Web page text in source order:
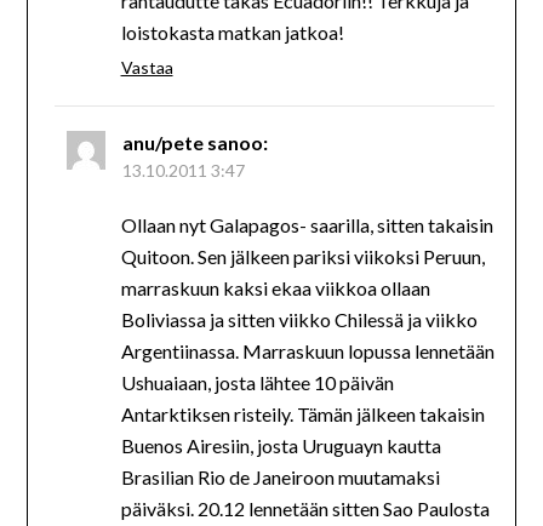
loistokasta matkan jatkoa!
Vastaa
anu/pete sanoo:
13.10.2011 3:47
Ollaan nyt Galapagos- saarilla, sitten takaisin
Quitoon. Sen jälkeen pariksi viikoksi Peruun,
marraskuun kaksi ekaa viikkoa ollaan
Boliviassa ja sitten viikko Chilessä ja viikko
Argentiinassa. Marraskuun lopussa lennetään
Ushuaiaan, josta lähtee 10 päivän
Antarktiksen risteily. Tämän jälkeen takaisin
Buenos Airesiin, josta Uruguayn kautta
Brasilian Rio de Janeiroon muutamaksi
päiväksi. 20.12 lennetään sitten Sao Paulosta